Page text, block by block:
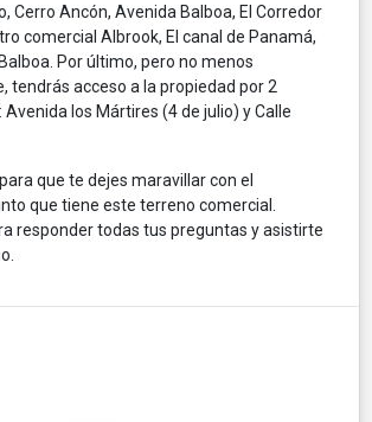
Cerro Ancón, Avenida Balboa, El Corredor
comercial Albrook, El canal de Panamá,
Por último, pero no menos
tendrás acceso a la propiedad por 2
los Mártires (4 de julio) y Calle
que te dejes maravillar con el
que tiene este terreno comercial.
responder todas tus preguntas y asistirte